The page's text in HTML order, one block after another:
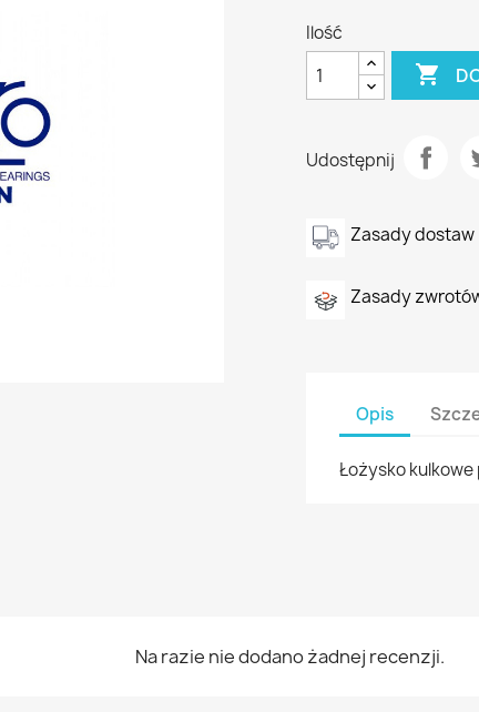
Ilość

Udostępnij
Zasady dostaw
Zasady
Opis
Łożysko
Na razie nie dodano żadnej recenzji.